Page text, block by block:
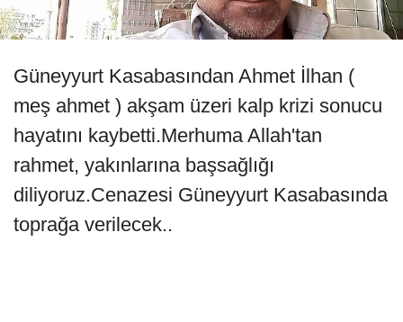
Güneyyurt Kasabasından Ahmet İlhan (
meş ahmet ) akşam üzeri kalp krizi sonucu
hayatını kaybetti.Merhuma Allah'tan
rahmet, yakınlarına başsağlığı
diliyoruz.Cenazesi Güneyyurt Kasabasında
toprağa verilecek..